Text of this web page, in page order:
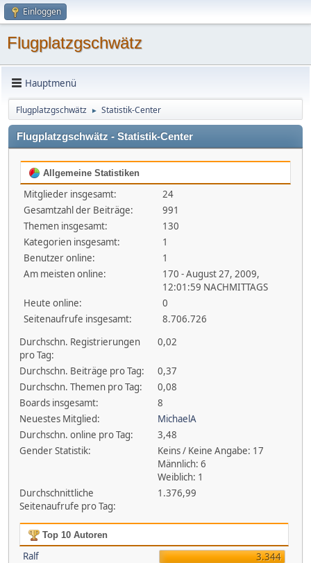
Einloggen
Flugplatzgschwätz
Hauptmenü
Flugplatzgschwätz ► Statistik-Center
Flugplatzgschwätz - Statistik-Center
Allgemeine Statistiken
Mitglieder insgesamt:
24
Gesamtzahl der Beiträge:
991
Themen insgesamt:
130
Kategorien insgesamt:
1
Benutzer online:
1
Am meisten online:
170 - August 27, 2009,
12:01:59 NACHMITTAGS
Heute online:
0
Seitenaufrufe insgesamt:
8.706.726
Durchschn. Registrierungen
pro Tag:
0,02
Durchschn. Beiträge pro Tag:
0,37
Durchschn. Themen pro Tag:
0,08
Boards insgesamt:
8
Neuestes Mitglied:
MichaelA
Durchschn. online pro Tag:
3,48
Gender Statistik:
Keins / Keine Angabe: 17
Männlich: 6
Weiblich: 1
Durchschnittliche
Seitenaufrufe pro Tag:
1.376,99
Top 10 Autoren
Ralf
3.344